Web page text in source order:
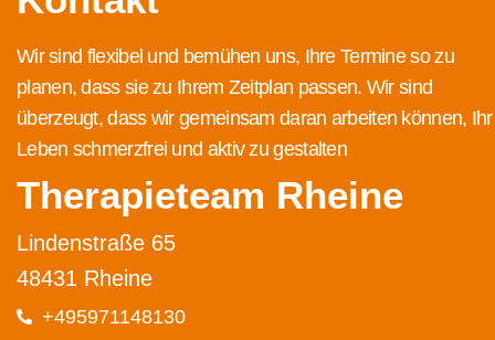
Wir sind flexibel und bemühen uns, Ihre Termine so zu
planen, dass sie zu Ihrem Zeitplan passen. Wir sind
überzeugt, dass wir gemeinsam daran arbeiten können, Ihr
Leben schmerzfrei und aktiv zu gestalten
Therapieteam Rheine
Lindenstraße 65
48431 Rheine
+495971148130